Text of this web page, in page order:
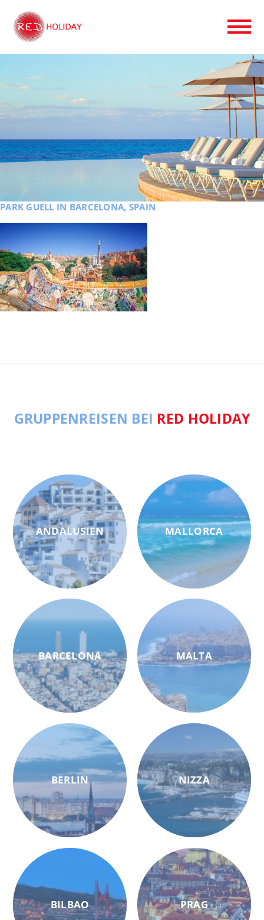
PARK GUELL IN BARCELONA, SPAIN
GRUPPENREISEN BEI RED HOLIDAY
ANDALUSIEN
BARCELONA
BERLIN
BILBAO
MALLORCA
MALTA
NIZZA
PRAG